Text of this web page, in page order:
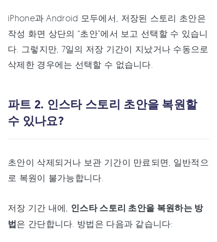
iPhone과 Android 모두에서, 저장된 스토리 초안은
작성 화면 상단의 “초안”에서 보고 선택할 수 있습니
다. 그렇지만, 7일의 저장 기간이 지났거나 수동으로
삭제한 경우에는 선택할 수 없습니다.
파트 2. 인스타 스토리 초안을 복원할
수 있나요?
초안이 삭제되거나 보관 기간이 만료되면, 일반적으
로 복원이 불가능합니다.
저장 기간 내에, 인스타 스토리 초안을 복원하는 방
법은 간단합니다. 방법은 다음과 같습니다: